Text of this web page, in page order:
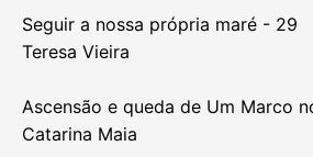
José Duarte
Pedro Souto